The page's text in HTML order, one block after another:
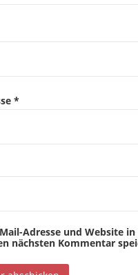
*
Adresse und Website
nächsten Kommentar